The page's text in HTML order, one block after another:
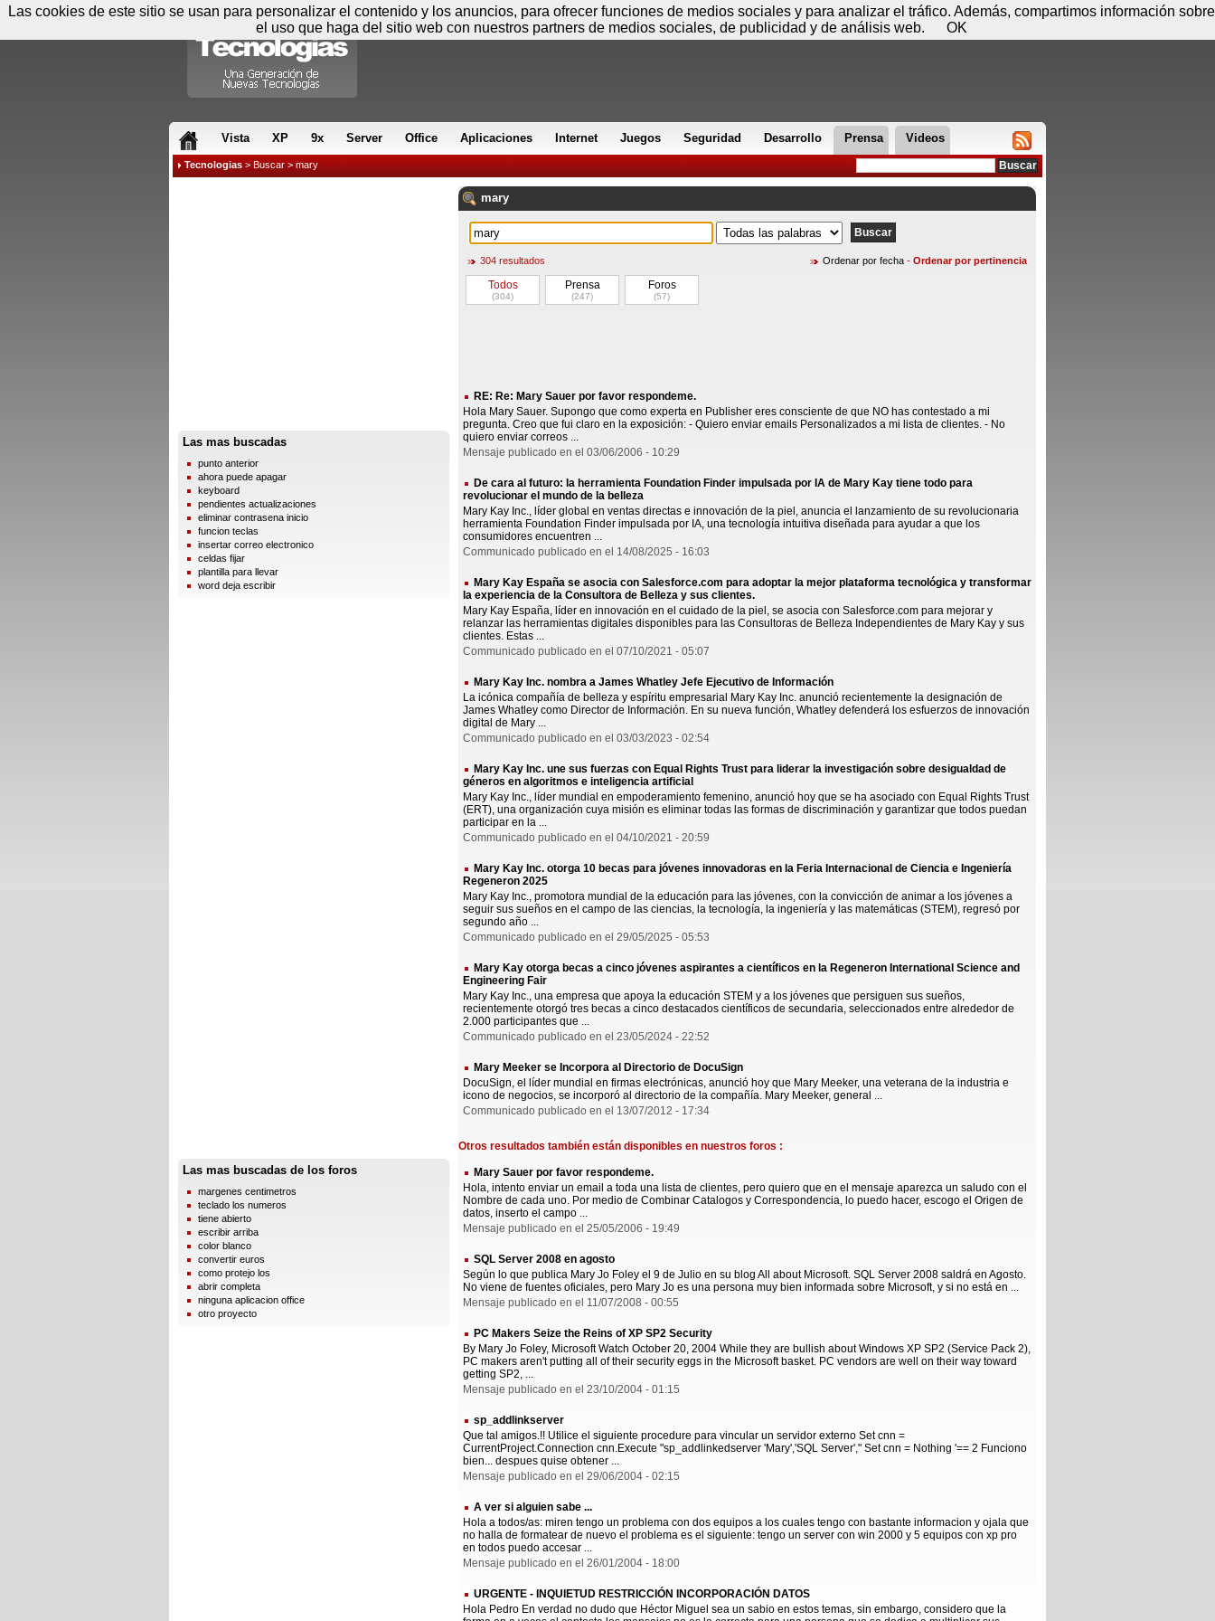
Vista XP 9x Server Office Aplicaciones Internet Juegos Seguridad Desarrollo Prensa Videos
Tecnologias > Buscar > mary
Las mas buscadas
punto anterior
ahora puede apagar
keyboard
pendientes actualizaciones
eliminar contrasena inicio
funcion teclas
insertar correo electronico
celdas fijar
plantilla para llevar
word deja escribir
Las mas buscadas de los foros
margenes centimetros
teclado los numeros
tiene abierto
escribir arriba
color blanco
convertir euros
como protejo los
abrir completa
ninguna aplicacion office
otro proyecto
mary
304 resultados Ordenar por fecha - Ordenar por pertinencia
Todos
(304)
Prensa
(247)
Foros
(57)
RE: Re: Mary Sauer por favor respondeme.
Hola Mary Sauer. Supongo que como experta en Publisher eres consciente de que NO has contestado a mi
pregunta. Creo que fui claro en la exposición: - Quiero enviar emails Personalizados a mi lista de clientes. - No
quiero enviar correos ...
Mensaje publicado en el 03/06/2006 - 10:29
De cara al futuro: la herramienta Foundation Finder impulsada por IA de Mary Kay tiene todo para
revolucionar el mundo de la belleza
Mary Kay Inc., líder global en ventas directas e innovación de la piel, anuncia el lanzamiento de su revolucionaria
herramienta Foundation Finder impulsada por IA, una tecnología intuitiva diseñada para ayudar a que los
consumidores encuentren ...
Communicado publicado en el 14/08/2025 - 16:03
Mary Kay España se asocia con Salesforce.com para adoptar la mejor plataforma tecnológica y transformar
la experiencia de la Consultora de Belleza y sus clientes.
Mary Kay España, líder en innovación en el cuidado de la piel, se asocia con Salesforce.com para mejorar y
relanzar las herramientas digitales disponibles para las Consultoras de Belleza Independientes de Mary Kay y sus
clientes. Estas ...
Communicado publicado en el 07/10/2021 - 05:07
Mary Kay Inc. nombra a James Whatley Jefe Ejecutivo de Información
La icónica compañía de belleza y espíritu empresarial Mary Kay Inc. anunció recientemente la designación de
James Whatley como Director de Información. En su nueva función, Whatley defenderá los esfuerzos de innovación
digital de Mary ...
Communicado publicado en el 03/03/2023 - 02:54
Mary Kay Inc. une sus fuerzas con Equal Rights Trust para liderar la investigación sobre desigualdad de
géneros en algoritmos e inteligencia artificial
Mary Kay Inc., líder mundial en empoderamiento femenino, anunció hoy que se ha asociado con Equal Rights Trust
(ERT), una organización cuya misión es eliminar todas las formas de discriminación y garantizar que todos puedan
participar en la ...
Communicado publicado en el 04/10/2021 - 20:59
Mary Kay Inc. otorga 10 becas para jóvenes innovadoras en la Feria Internacional de Ciencia e Ingeniería
Regeneron 2025
Mary Kay Inc., promotora mundial de la educación para las jóvenes, con la convicción de animar a los jóvenes a
seguir sus sueños en el campo de las ciencias, la tecnología, la ingeniería y las matemáticas (STEM), regresó por
segundo año ...
Communicado publicado en el 29/05/2025 - 05:53
Mary Kay otorga becas a cinco jóvenes aspirantes a científicos en la Regeneron International Science and
Engineering Fair
Mary Kay Inc., una empresa que apoya la educación STEM y a los jóvenes que persiguen sus sueños,
recientemente otorgó tres becas a cinco destacados científicos de secundaria, seleccionados entre alrededor de
2.000 participantes que ...
Communicado publicado en el 23/05/2024 - 22:52
Mary Meeker se Incorpora al Directorio de DocuSign
DocuSign, el líder mundial en firmas electrónicas, anunció hoy que Mary Meeker, una veterana de la industria e
icono de negocios, se incorporó al directorio de la compañía. Mary Meeker, general ...
Communicado publicado en el 13/07/2012 - 17:34
Otros resultados también están disponibles en nuestros foros :
Mary Sauer por favor respondeme.
Hola, intento enviar un email a toda una lista de clientes, pero quiero que en el mensaje aparezca un saludo con el
Nombre de cada uno. Por medio de Combinar Catalogos y Correspondencia, lo puedo hacer, escogo el Origen de
datos, inserto el campo ...
Mensaje publicado en el 25/05/2006 - 19:49
SQL Server 2008 en agosto
Según lo que publica Mary Jo Foley el 9 de Julio en su blog All about Microsoft. SQL Server 2008 saldrá en Agosto.
No viene de fuentes oficiales, pero Mary Jo es una persona muy bien informada sobre Microsoft, y si no está en ...
Mensaje publicado en el 11/07/2008 - 00:55
PC Makers Seize the Reins of XP SP2 Security
By Mary Jo Foley, Microsoft Watch October 20, 2004 While they are bullish about Windows XP SP2 (Service Pack 2),
PC makers aren't putting all of their security eggs in the Microsoft basket. PC vendors are well on their way toward
getting SP2, ...
Mensaje publicado en el 23/10/2004 - 01:15
sp_addlinkserver
Que tal amigos.!! Utilice el siguiente procedure para vincular un servidor externo Set cnn =
CurrentProject.Connection cnn.Execute "sp_addlinkedserver 'Mary','SQL Server'," Set cnn = Nothing '== 2 Funciono
bien... despues quise obtener ...
Mensaje publicado en el 29/06/2004 - 02:15
A ver si alguien sabe ...
Hola a todos/as: miren tengo un problema con dos equipos a los cuales tengo con bastante informacion y ojala que
no halla de formatear de nuevo el problema es el siguiente: tengo un server con win 2000 y 5 equipos con xp pro
en todos puedo accesar ...
Mensaje publicado en el 26/01/2004 - 18:00
URGENTE - INQUIETUD RESTRICCIÓN INCORPORACIÓN DATOS
Hola Pedro En verdad no dudo que Héctor Miguel sea un sabio en estos temas, sin embargo, considero que la
Sábado 08 de agosto - 17:52 Registrar Conectar
Las cookies de este sitio se usan para personalizar el contenido y los anuncios, para ofrecer funciones de medios sociales y para analizar el tráfico. Además, compartimos información sobre
el uso que haga del sitio web con nuestros partners de medios sociales, de publicidad y de análisis web.
OK